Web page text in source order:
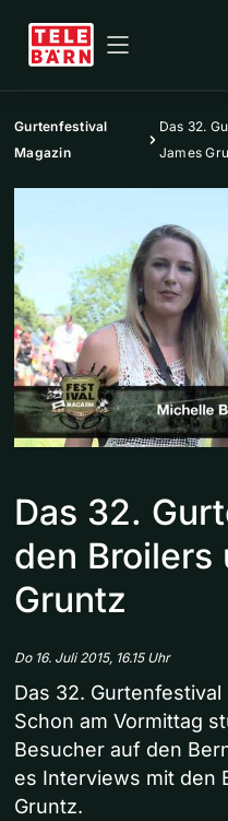
Gurtenfestival
Magazin
Das 32.
James
Das 32.
den Broilers
Gruntz
Do 16. Juli 2015, 16.15 Uhr
Das 32.
Schon am Vormittag
Besucher auf den
es Interviews mit den
Gruntz.